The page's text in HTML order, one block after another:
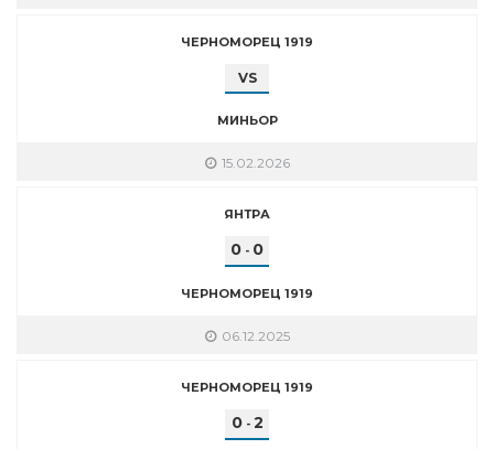
ЧЕРНОМОРЕЦ 1919
VS
МИНЬОР
15.02.2026
ЯНТРА
0 - 0
ЧЕРНОМОРЕЦ 1919
06.12.2025
ЧЕРНОМОРЕЦ 1919
0- 2